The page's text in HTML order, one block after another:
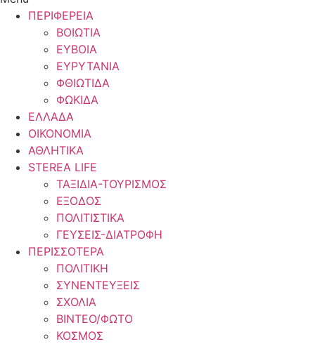
ΠΕΡΙΦΕΡΕΙΑ
ΒΟΙΩΤΙΑ
ΕΥΒΟΙΑ
ΕΥΡΥΤΑΝΙΑ
ΦΘΙΩΤΙΔΑ
ΦΩΚΙΔΑ
ΕΛΛΑΔΑ
ΟΙΚΟΝΟΜΙΑ
ΑΘΛΗΤΙΚΑ
STEREA LIFE
ΤΑΞΙΔΙΑ-ΤΟΥΡΙΣΜΟΣ
ΕΞΟΔΟΣ
ΠΟΛΙΤΙΣΤΙΚΑ
ΓΕΥΣΕΙΣ-ΔΙΑΤΡΟΦΗ
ΠΕΡΙΣΣΟΤΕΡΑ
ΠΟΛΙΤΙΚΗ
ΣΥΝΕΝΤΕΥΞΕΙΣ
ΣΧΟΛΙΑ
ΒΙΝΤΕΟ/ΦΩΤΟ
ΚΟΣΜΟΣ